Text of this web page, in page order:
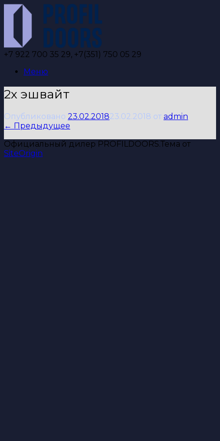
Перейти
содержанию
+7 922 700 35 29, +7(351) 750 05 29
Меню
2х эшвайт
Опубликовано 23.02.201823.02.2018 от admin
← Предыдущее
Официальный дилер PROFILDOORS.Тема от
SiteOrigin